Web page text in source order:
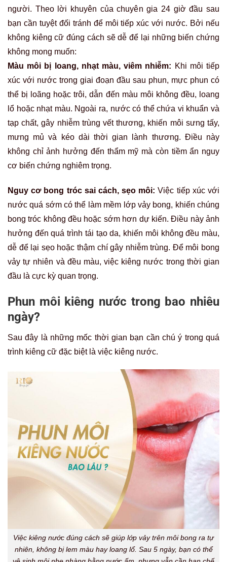
người. Theo lời khuyên của chuyên gia 24 giờ đầu sau
bạn cần tuyệt đối tránh để môi tiếp xúc với nước. Bởi nếu
không kiêng cữ đúng cách sẽ dễ để lại những biến chứng
không mong muốn:
Màu môi bị loang, nhạt màu, viêm nhiễm: Khi môi tiếp
xúc với nước trong giai đoạn đầu sau phun, mực phun có
thể bị loãng hoặc trôi, dẫn đến màu môi không đều, loang
lổ hoặc nhạt màu. Ngoài ra, nước có thể chứa vi khuẩn và
tạp chất, gây nhiễm trùng vết thương, khiến môi sưng tấy,
mưng mủ và kéo dài thời gian lành thương. Điều này
không chỉ ảnh hưởng đến thẩm mỹ mà còn tiềm ẩn nguy
cơ biến chứng nghiêm trọng.
Nguy cơ bong tróc sai cách, sẹo môi: Việc tiếp xúc với
nước quá sớm có thể làm mềm lớp vảy bong, khiến chúng
bong tróc không đều hoặc sớm hơn dự kiến. Điều này ảnh
hưởng đến quá trình tái tạo da, khiến môi không đều màu,
dễ để lại sẹo hoặc thậm chí gây nhiễm trùng. Để môi bong
vảy tự nhiên và đều màu, việc kiêng nước trong thời gian
đầu là cực kỳ quan trọng.
Phun môi kiêng nước trong bao nhiêu
ngày?
Sau đây là những mốc thời gian bạn cần chú ý trong quá
trình kiêng cữ đặc biệt là việc kiêng nước.
Việc kiêng nước đúng cách sẽ giúp lớp vảy trên môi bong ra tự
nhiên, không bị lem màu hay loang lổ. Sau 5 ngày, bạn có thể